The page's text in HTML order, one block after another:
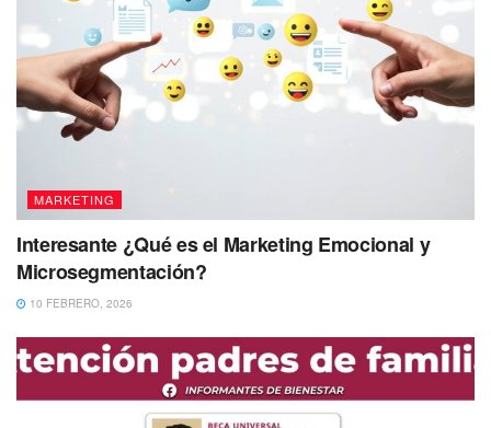
MARKETING
Interesante ¿Qué es el Marketing Emocional y
Microsegmentación?
10 FEBRERO, 2026